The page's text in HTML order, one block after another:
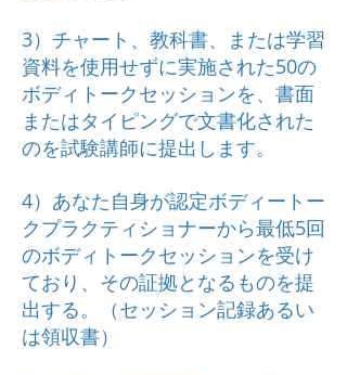
3）チャート、教科書、または学習
資料を使用せずに実施された50の
ボディトークセッションを、書面
またはタイピングで文書化された
のを試験講師に提出します。
4）あなた自身が認定ボディートー
クプラクティショナーから最低5回
のボディトークセッションを受け
ており、その証拠となるものを提
出する。（セッション記録あるい
は領収書）